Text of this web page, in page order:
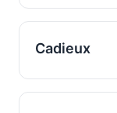
Cadieux